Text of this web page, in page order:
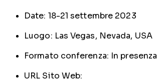
Date: 18-21 settembre 2023
Luogo: Las Vegas, Nevada, USA
Formato conferenza: In presenza
URL Sito Web: